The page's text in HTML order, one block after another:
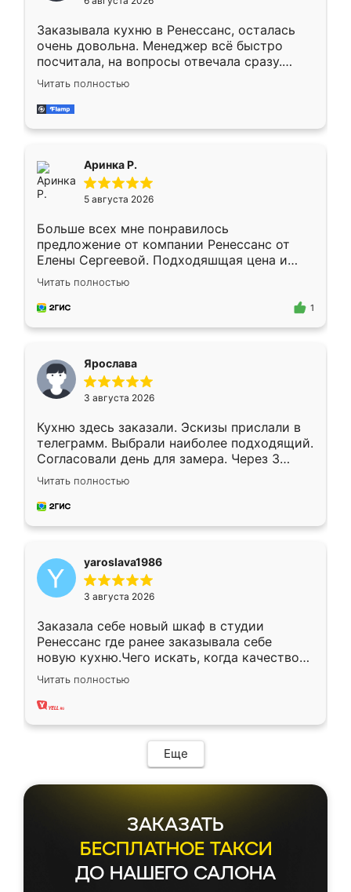
мебели буду заказывать только здесь.
Заказывала кухню в Ренессанс, осталась
очень довольна. Менеджер всё быстро
посчитала, на вопросы отвечала сразу.
Замерщик приехал в субботу, подошёл к
делу со всей ответственностью. Собрали
за день, ребята работали аккуратно, даже
Читать полностью
Аринка Р.
5 августа 2026
Больше всех мне понравилось
предложение от компании Ренессанс от
Елены Сергеевой. Подходяшщая цена и
короткие сроки изготовления. Приехавший
для замера сотрудник Владислав
предложил по моему эскизу самый
Читать полностью
1
Ярослава
3 августа 2026
Кухню здесь заказали. Эскизы прислали в
телеграмм. Выбрали наиболее подходящий.
Согласовали день для замера. Через 3
недели кухня была уже готова. Остались
довольны работой. Спасибо Ренессанс
мебель за качественную работу!
Читать полностью
yaroslava1986
3 августа 2026
Заказала себе новый шкаф в студии
Ренессанс где ранее заказывала себе
новую кухню.Чего искать, когда качеством
вполне довольна. Служит кухня уже почти
два года, нареканий нет.
Читать полностью
Еще
ЗАКАЗАТЬ
БЕСПЛАТНОЕ ТАКСИ
ДО НАШЕГО САЛОНА